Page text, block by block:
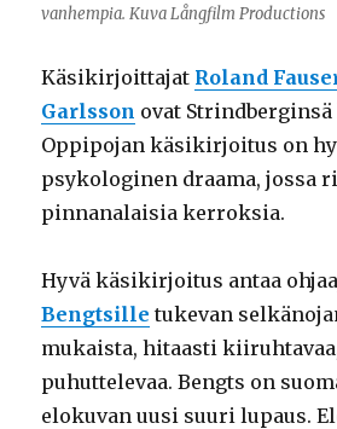
vanhempia. Kuva Långfilm Productions
Käsikirjoittajat Roland
Garlsson ovat Strindberginsä
Oppipojan käsikirjoitus on
psykologinen draama, jossa
pinnanalaisia kerroksia.
Hyvä käsikirjoitus antaa
Bengtsille tukevan
mukaista, hitaasti
puhuttelevaa. Bengts on
elokuvan uusi suuri lupaus.